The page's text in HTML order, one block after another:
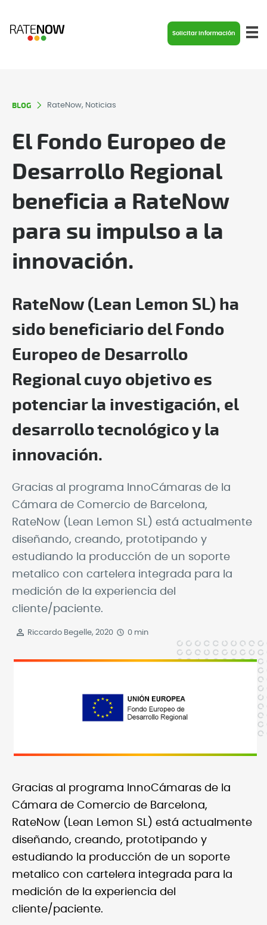
Solicitar información
BLOG RateNow, Noticias
El Fondo Europeo de
Desarrollo Regional
beneficia a RateNow
para su impulso a la
innovación.
RateNow (Lean Lemon SL) ha
sido beneficiario del Fondo
Europeo de Desarrollo
Regional cuyo objetivo es
potenciar la investigación, el
desarrollo tecnológico y la
innovación.
Gracias al programa InnoCámaras de la
Cámara de Comercio de Barcelona,
RateNow (Lean Lemon SL) está actualmente
diseñando, creando, prototipando y
estudiando la producción de un soporte
metalico con cartelera integrada para la
medición de la experiencia del
cliente/paciente.
Riccardo Begelle, 2020 0 min
Gracias al programa InnoCámaras de la
Cámara de Comercio de Barcelona,
RateNow (Lean Lemon SL) está actualmente
diseñando, creando, prototipando y
estudiando la producción de un soporte
metalico con cartelera integrada para la
medición de la experiencia del
cliente/paciente.